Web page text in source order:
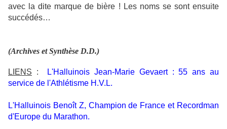
avec la dite marque de bière ! Les noms se sont ensuite
succédés…
(Archives et Synthèse D.D.)
LIENS :
L'Halluinois Jean-Marie Gevaert : 55 ans au
service de l'Athlétisme H.V.L.
L'Halluinois Benoît Z, Champion de France et Recordman
d'Europe du Marathon.